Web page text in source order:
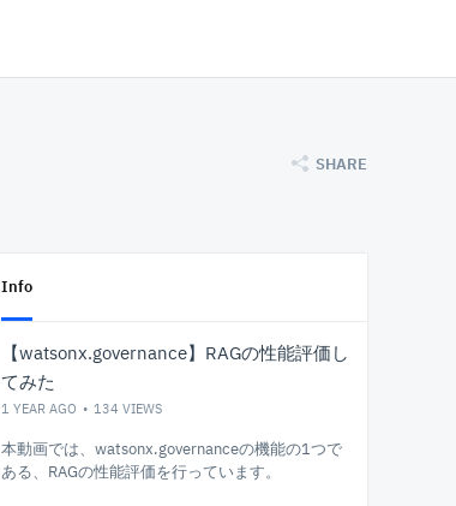
SHARE
Info
【watsonx.governance】RAGの性能評価し
てみた
1 YEAR AGO 134 VIEWS
本動画では、watsonx.governanceの機能の1つで
ある、RAGの性能評価を行っています。